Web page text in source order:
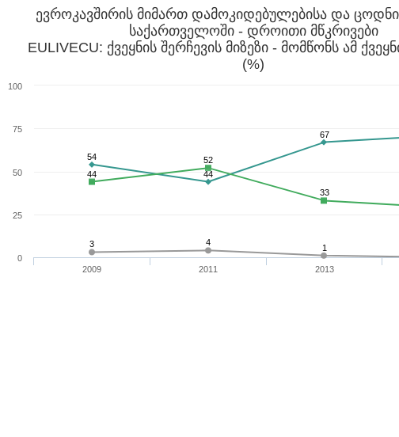
ევროკავშირის მიმართ დამოკიდებულებისა და
საქართველოში - დროითი მწკრივები
EULIVECU: ქვეყნის შერჩევის მიზეზი - მომწონს ამ
(%)
3 4
1
54
44
67
44
52
33
2009 2011 2013
0
25
50
75
100